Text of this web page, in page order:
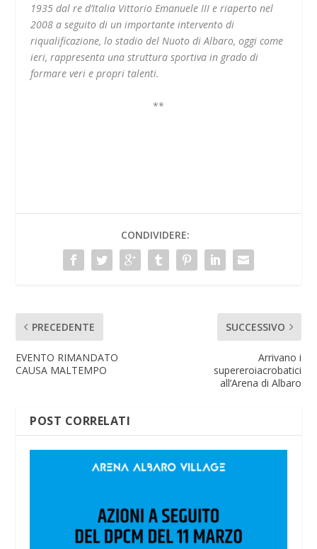
1935 dal re d’Italia Vittorio Emanuele III e riaperto nel
2008 a seguito di un importante intervento di
riqualificazione, lo stadio del Nuoto di Albaro, oggi come
ieri, rappresenta una struttura sportiva in grado di
formare veri e propri talenti.
**
CONDIVIDERE:
PRECEDENTE
EVENTO RIMANDATO
CAUSA MALTEMPO
SUCCESSIVO
Arrivano i
supereroiacrobatici
all’Arena di Albaro
POST CORRELATI